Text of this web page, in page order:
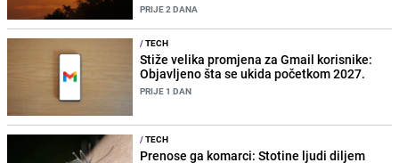
PRIJE 2 DANA
/TECH
Stiže velika promjena za Gmail korisnike:
Objavljeno šta se ukida početkom 2027.
PRIJE 1 DAN
/TECH
Prenose ga komarci: Stotine ljudi diljem